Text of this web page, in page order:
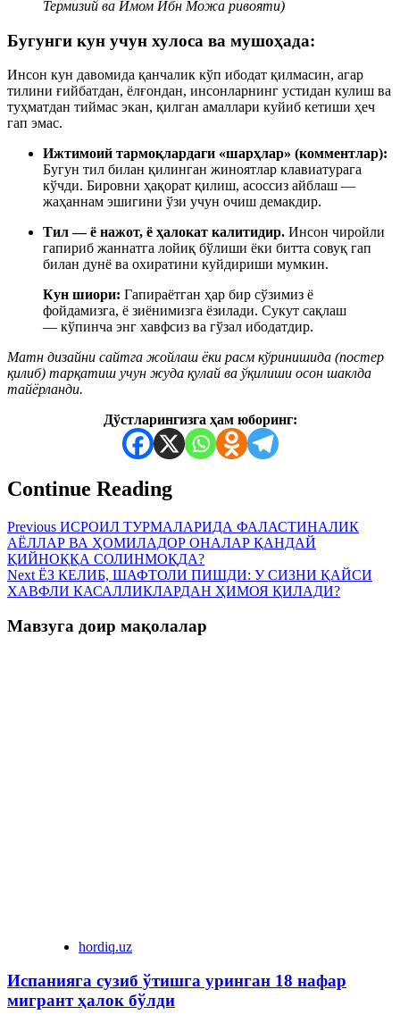
Термизий ва Имом Ибн Можа ривояти)
Бугунги кун учун хулоса ва мушоҳада:
Инсон кун давомида қанчалик кўп ибодат қилмасин, агар
тилини ғийбатдан, ёлғондан, инсонларнинг устидан кулиш ва
туҳматдан тиймас экан, қилган амаллари куйиб кетиши ҳеч
гап эмас.
Ижтимоий тармоқлардаги «шарҳлар» (комментлар):
Бугун тил билан қилинган жиноятлар клавиатурага
кўчди. Бировни ҳақорат қилиш, асоссиз айблаш —
жаҳаннам эшигини ўзи учун очиш демакдир.
Тил — ё нажот, ё ҳалокат калитидир. Инсон чиройли
гапириб жаннатга лойиқ бўлиши ёки битта совуқ гап
билан дунё ва охиратини куйдириши мумкин.
Кун шиори: Гапираётган ҳар бир сўзимиз ё
фойдамизга, ё зиёнимизга ёзилади. Сукут сақлаш
— кўпинча энг хавфсиз ва гўзал ибодатдир.
Матн дизайни сайтга жойлаш ёки расм кўринишида (постер
қилиб) тарқатиш учун жуда қулай ва ўқилиши осон шаклда
тайёрланди.
Дўстларингизга ҳам юборинг:
Continue Reading
Previous ИСРОИЛ ТУРМАЛАРИДА ФАЛАСТИНАЛИК
АЁЛЛАР ВА ҲОМИЛАДОР ОНАЛАР ҚАНДАЙ
ҚИЙНОҚҚА СОЛИНМОҚДА?
Next ЁЗ КЕЛИБ, ШАФТОЛИ ПИШДИ: У СИЗНИ ҚАЙСИ
ХАВФЛИ КАСАЛЛИКЛАРДАН ҲИМОЯ ҚИЛАДИ?
Мавзуга доир мақолалар
hordiq.uz
Испанияга сузиб ўтишга уринган 18 нафар
мигрант ҳалок бўлди